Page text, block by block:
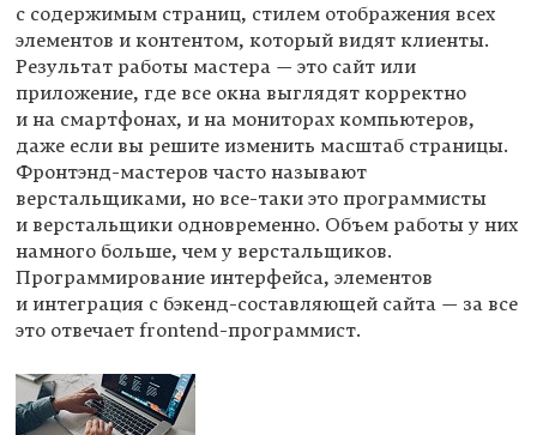
с содержимым страниц, стилем отображения всех
элементов и контентом, который видят клиенты.
Результат работы мастера — это сайт или
приложение, где все окна выглядят корректно
и на смартфонах, и на мониторах компьютеров,
даже если вы решите изменить масштаб страницы.
Фронтэнд-мастеров часто называют
верстальщиками, но все-таки это программисты
и верстальщики одновременно. Объем работы у них
намного больше, чем у верстальщиков.
Программирование интерфейса, элементов
и интеграция с бэкенд-составляющей сайта — за все
это отвечает frontend-программист.